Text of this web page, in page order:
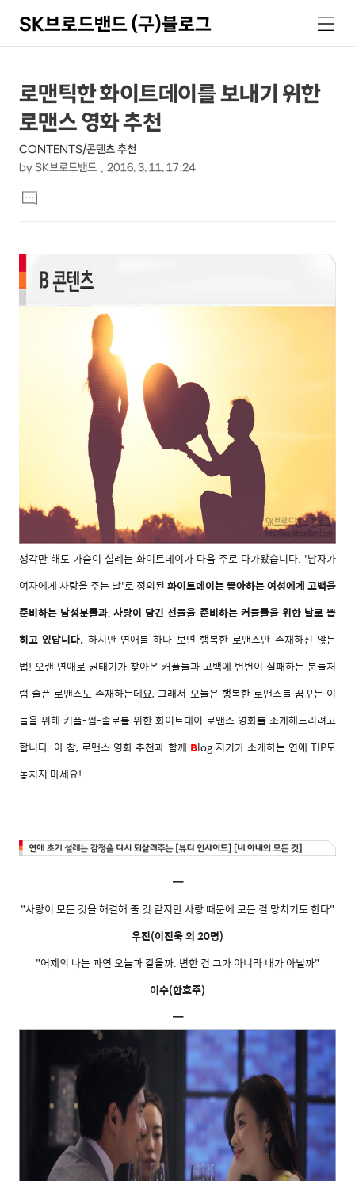
SK브로드밴드 (구)블로그
색
메
뉴
상
세
컨
텐
츠
본
문
제
목
로맨틱한 화이트데이를 보내기 위한
로맨스 영화 추천
CONTENTS/콘텐츠 추천
by SK브로드밴드 2016. 3. 11. 17:24
문
댓
글
생각만 해도 가슴이 설레는 화이트데이가 다음 주로 다가왔습니다. '남자가
여자에게 사탕을 주는 날'로 정의된화이트데이는좋아하는 여성에게 고백을
준비하는 남성분들과, 사랑이 담긴 선물을 준비하는 커플들을 위한 날로 뽑
히고 있답니다. 하지만 연애를 하다 보면 행복한 로맨스만 존재하진 않는
법! 오랜 연애로 권태기가 찾아온 커플들과 고백에 번번이 실패하는 분들처
럼 슬픈 로맨스도 존재하는데요, 그래서 오늘은행복한 로맨스를 꿈꾸는 이
들을 위해 커플-썸-솔로를 위한 화이트데이 로맨스 영화를 소개해드리려고
합니다. 아 참, 로맨스 영화 추천과 함께 Blog 지기가 소개하는 연애 TIP도
놓치지 마세요!
━
"사랑이 모든 것을 해결해 줄 것 같지만 사랑 때문에 모든 걸 망치기도 한다"
우진(이진욱 외 20명)
"어제의 나는 과연 오늘과 같을까. 변한 건 그가 아니라 내가 아닐까"
이수(한효주)
━